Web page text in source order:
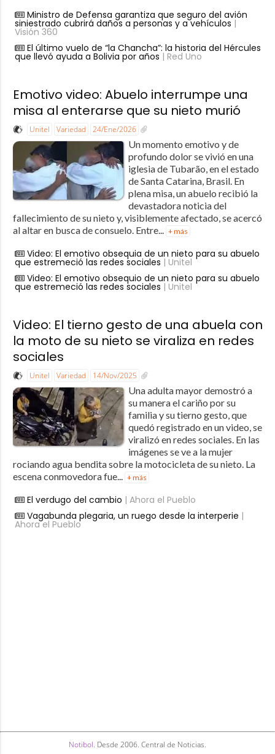
Ministro de Defensa garantiza que seguro del avión
siniestrado cubrirá daños a personas y a vehículos |
Visión 360
El último vuelo de “la Chancha”: la historia del Hércules
que llevó ayuda a Bolivia por años | Red Uno
Emotivo video: Abuelo interrumpe una
misa al enterarse que su nieto murió
Unitel Variedad 24/Ene/2026
Un momento emotivo y de
profundo dolor se vivió en una
iglesia de Tubarão, en el estado
de Santa Catarina, Brasil. En
plena misa, un abuelo recibió la
devastadora noticia del
fallecimiento de su nieto y, visiblemente afectado, se acercó
al altar en busca de consuelo. Entre... + más
Video: El emotivo obsequia de un nieto para su abuelo
que estremeció las redes sociales | Unitel
Video: El emotivo obsequio de un nieto para su abuelo
que estremeció las redes sociales | Unitel
Video: El tierno gesto de una abuela con
la moto de su nieto se viraliza en redes
sociales
Unitel Variedad 14/Nov/2025
Una adulta mayor demostró a
su manera el cariño por su
familia y su tierno gesto, que
quedó registrado en un video, se
viralizó en redes sociales. En las
imágenes se ve a la mujer
rociando agua bendita sobre la motocicleta de su nieto. La
escena conmovedora fue... + más
El verdugo del cambio | Ahora el Pueblo
Vagabunda plegaria, un ruego desde la interperie |
Ahora el Pueblo
Notibol. Desde 2006. Central de Noticias.